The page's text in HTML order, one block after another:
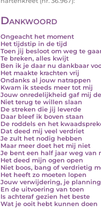
Dankwoord
Ongeacht het moment
Het tijdstip in de tijd
Toen jij besloot om weg te
Te breken, alles kwijt
Ben ik je daar nu dankbaar
Het maakte krachten vrij
Ondanks al jouw natrappen
Kwam ik steeds meer tot mij
Jouw onredelijkheid gaf mij
Niet terug te willen slaan
De streken die jij leverde
Daar bleef ik boven staan
De roddels en het
Dat deed mij veel verdriet
Je zult het nodig hebben
Maar meer doet het mij niet
Je bent een half jaar weg van
Het deed mijn ogen open
Niet boos, bang of verdrietig
Het heeft zo moeten lopen
Jouw verwijdering, je planning
En de uitvoering van toen
Is achteraf gezien het beste
Wat je ooit hebt kunnen doen